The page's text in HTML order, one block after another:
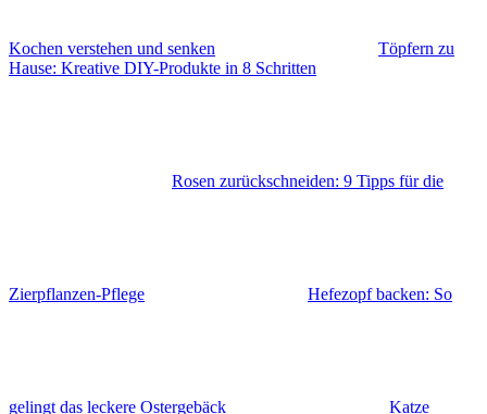
Kochen verstehen und senken
Töpfern zu
Hause: Kreative DIY-Produkte in 8 Schritten
Rosen zurückschneiden: 9 Tipps für die
Zierpflanzen-Pflege Hefezopf backen: So
gelingt das leckere Ostergebäck
Katze